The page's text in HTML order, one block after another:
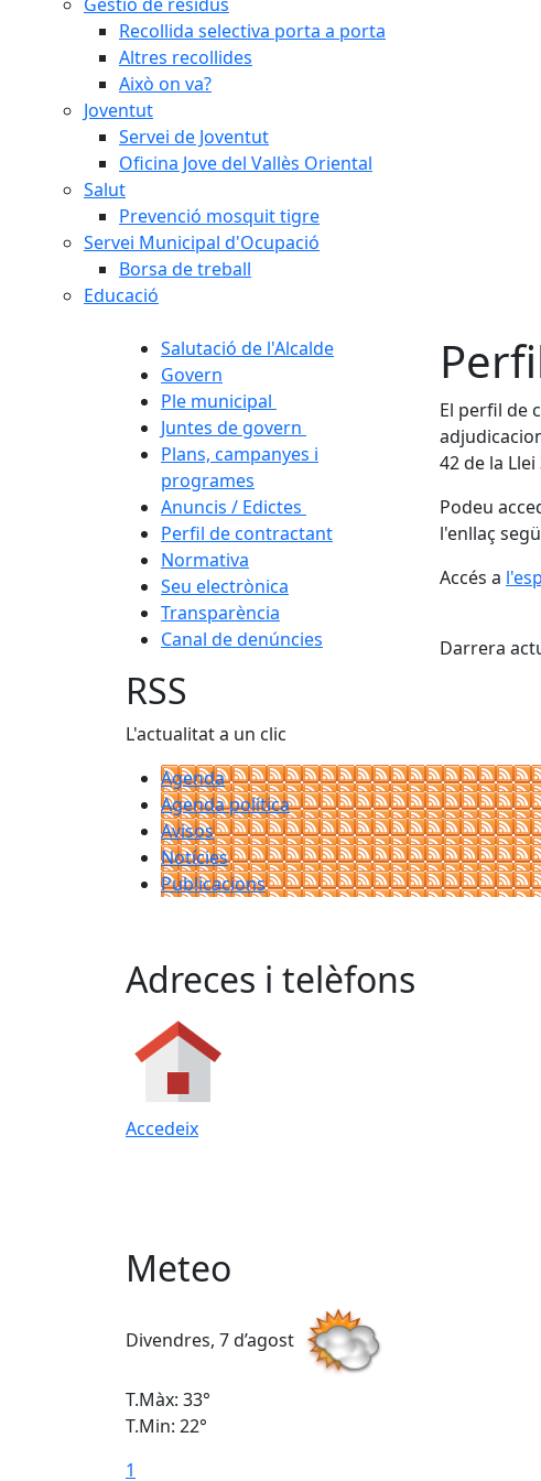
Recollida selectiva porta a porta
Altres recollides
Això on va?
Joventut
Servei de Joventut
Oficina Jove del Vallès Oriental
Salut
Prevenció mosquit tigre
Servei Municipal d'Ocupació
Borsa de treball
Educació
Salutació de l'Alcalde
Govern
Ple municipal
Juntes de govern
Plans, campanyes i
programes
Anuncis / Edictes
Perfil de contractant
Normativa
Seu electrònica
Transparència
Canal de denúncies
El perfil de
42 de la
Podeu
l'enllaç
Accés a
Darrera
RSS
L'actualitat a un clic
Agenda
Agenda política
Avisos
Notícies
Publicacions
Adreces i telèfons
Accedeix
Meteo
Divendres, 7 d’agost
T.Màx: 33°
T.Min: 22°
1